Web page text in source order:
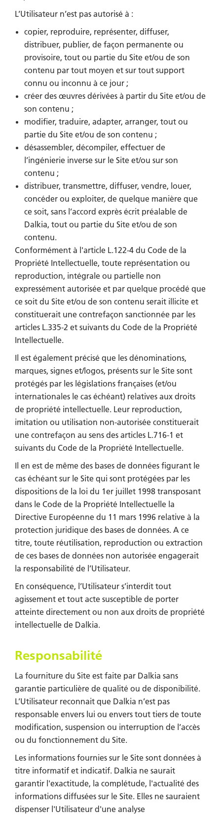
L’Utilisateur n’est pas autorisé à :
copier, reproduire, représenter, diffuser,
distribuer, publier, de façon permanente ou
provisoire, tout ou partie du Site et/ou de son
contenu par tout moyen et sur tout support
connu ou inconnu à ce jour ;
créer des œuvres dérivées à partir du Site et/ou de
son contenu ;
modifier, traduire, adapter, arranger, tout ou
partie du Site et/ou de son contenu ;
désassembler, décompiler, effectuer de
l’ingénierie inverse sur le Site et/ou sur son
contenu ;
distribuer, transmettre, diffuser, vendre, louer,
concéder ou exploiter, de quelque manière que
ce soit, sans l’accord exprès écrit préalable de
Dalkia, tout ou partie du Site et/ou de son
contenu.
Conformément à l'article L.122-4 du Code de la
Propriété Intellectuelle, toute représentation ou
reproduction, intégrale ou partielle non
expressément autorisée et par quelque procédé que
ce soit du Site et/ou de son contenu serait illicite et
constituerait une contrefaçon sanctionnée par les
articles L.335-2 et suivants du Code de la Propriété
Intellectuelle.
Il est également précisé que les dénominations,
marques, signes et/logos, présents sur le Site sont
protégés par les législations françaises (et/ou
internationales le cas échéant) relatives aux droits
de propriété intellectuelle. Leur reproduction,
imitation ou utilisation non-autorisée constituerait
une contrefaçon au sens des articles L.716-1 et
suivants du Code de la Propriété Intellectuelle.
Il en est de même des bases de données figurant le
cas échéant sur le Site qui sont protégées par les
dispositions de la loi du 1er juillet 1998 transposant
dans le Code de la Propriété Intellectuelle la
Directive Européenne du 11 mars 1996 relative à la
protection juridique des bases de données. A ce
titre, toute réutilisation, reproduction ou extraction
de ces bases de données non autorisée engagerait
la responsabilité de l’Utilisateur.
En conséquence, l’Utilisateur s’interdit tout
agissement et tout acte susceptible de porter
atteinte directement ou non aux droits de propriété
intellectuelle de Dalkia.
Responsabilité
La fourniture du Site est faite par Dalkia sans
garantie particulière de qualité ou de disponibilité.
L’Utilisateur reconnait que Dalkia n’est pas
responsable envers lui ou envers tout tiers de toute
modification, suspension ou interruption de l’accès
ou du fonctionnement du Site.
Les informations fournies sur le Site sont données à
titre informatif et indicatif. Dalkia ne saurait
garantir l'exactitude, la complétude, l'actualité des
informations diffusées sur le Site. Elles ne sauraient
dispenser l'Utilisateur d'une analyse